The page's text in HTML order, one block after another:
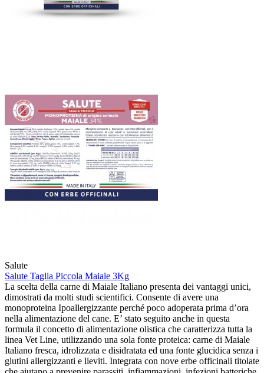
Salute
Salute Taglia Piccola Maiale 3Kg
La scelta della carne di Maiale Italiano presenta dei vantaggi unici,
dimostrati da molti studi scientifici. Consente di avere una
monoproteina Ipoallergizzante perché poco adoperata prima d’ora
nella alimentazione del cane. E’ stato seguito anche in questa
formula il concetto di alimentazione olistica che caratterizza tutta la
linea Vet Line, utilizzando una sola fonte proteica: carne di Maiale
Italiano fresca, idrolizzata e disidratata ed una fonte glucidica senza i
glutini allergizzanti e lieviti. Integrata con nove erbe officinali titolate